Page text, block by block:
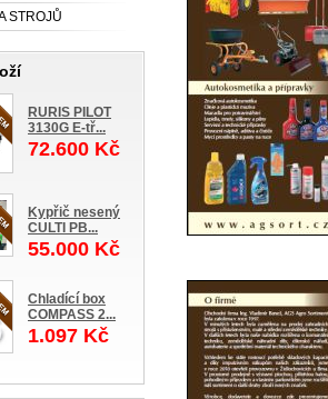
STROJŮ
RURIS PILOT
3130G E-tř...
72.600 Kč
Kypřič nesený
CULTI PB...
55.000 Kč
Chladící box
COMPASS 2...
1.097 Kč